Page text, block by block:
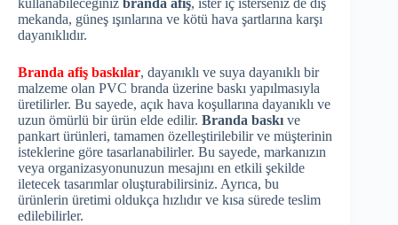
kullanabileceğiniz branda afiş, ister iç isterseniz de dış
mekanda, güneş ışınlarına ve kötü hava şartlarına karşı
dayanıklıdır.
Branda afiş baskılar, dayanıklı ve suya dayanıklı bir
malzeme olan PVC branda üzerine baskı yapılmasıyla
üretilirler. Bu sayede, açık hava koşullarına dayanıklı ve
uzun ömürlü bir ürün elde edilir. Branda baskı ve
pankart ürünleri, tamamen özelleştirilebilir ve müşterinin
isteklerine göre tasarlanabilirler. Bu sayede, markanızın
veya organizasyonunuzun mesajını en etkili şekilde
iletecek tasarımlar oluşturabilirsiniz. Ayrıca, bu
ürünlerin üretimi oldukça hızlıdır ve kısa sürede teslim
edilebilirler.